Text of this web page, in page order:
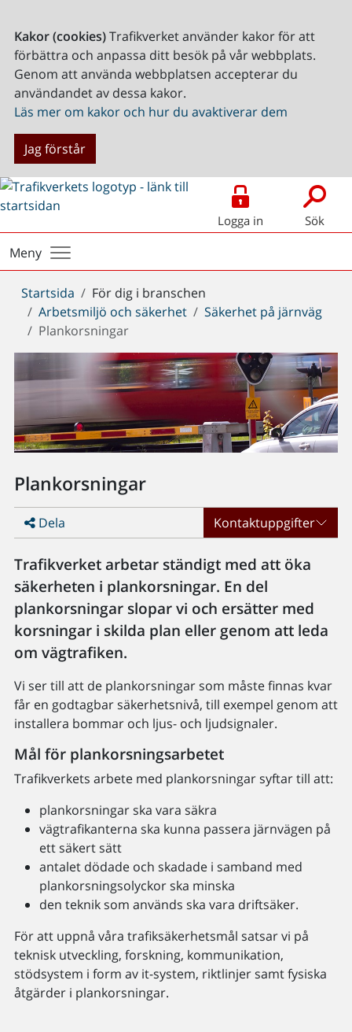
Kakor (cookies)Trafikverket använder kakor för att
förbättra och anpassa ditt besök på vår webbplats.
Genom att använda webbplatsen accepterar du
användandet av dessa kakor.
Läs mer om kakor och hur du avaktiverar dem
Jag förstår
Logga in Sök
Meny
Du
är
här:
Startsida
För dig i branschen
Arbetsmiljö och säkerhet
Säkerhet på järnväg
Plankorsningar
Plankorsningar
Dela Kontaktuppgifter
Trafikverket arbetar ständigt med att öka
säkerheten i plankorsningar. En del
plankorsningar slopar vi och ersätter med
korsningar i skilda plan eller genom att leda
om vägtrafiken.
Vi ser till att de plankorsningar som måste finnas kvar
får en godtagbar säkerhetsnivå, till exempel genom att
installera bommar och ljus- och ljudsignaler.
Mål för plankorsningsarbetet
Trafikverkets arbete med plankorsningar syftar till att:
plankorsningar ska vara säkra
vägtrafikanterna ska kunna passera järnvägen på
ett säkert sätt
antalet dödade och skadade i samband med
plankorsningsolyckor ska minska
den teknik som används ska vara driftsäker.
För att uppnå våra trafiksäkerhetsmål satsar vi på
teknisk utveckling, forskning, kommunikation,
stödsystem i form av it-system, riktlinjer samt fysiska
åtgärder i plankorsningar.